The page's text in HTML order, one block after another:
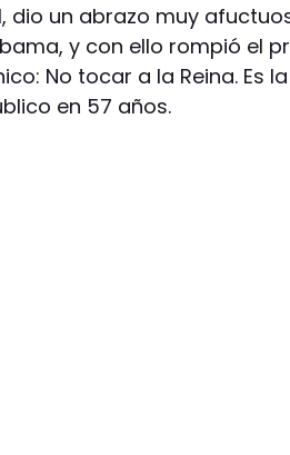
dio un abrazo muy
y con ello rompió el
No tocar a la Reina. Es
en 57 años.